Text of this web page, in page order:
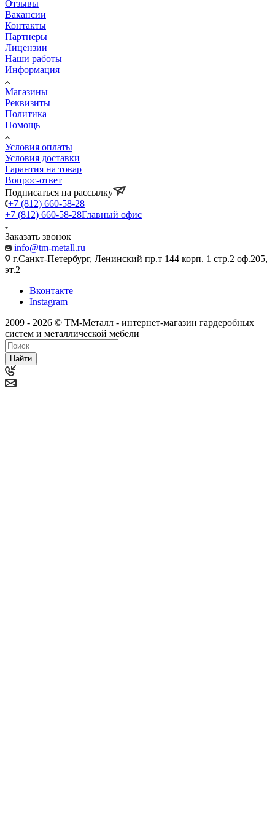
Отзывы
Вакансии
Контакты
Партнеры
Лицензии
Наши работы
Информация
Магазины
Реквизиты
Политика
Помощь
Условия оплаты
Условия доставки
Гарантия на товар
Вопрос-ответ
Подписаться на рассылку
+7 (812) 660-58-28
+7 (812) 660-58-28Главный офис
Заказать звонок
info@tm-metall.ru
г.Санкт-Петербург, Ленинский пр.т 144 корп. 1 стр.2 оф.205,
эт.2
Вконтакте
Instagram
2009 - 2026 © ТМ-Металл - интернет-магазин гардеробных
систем и металлической мебели
Найти